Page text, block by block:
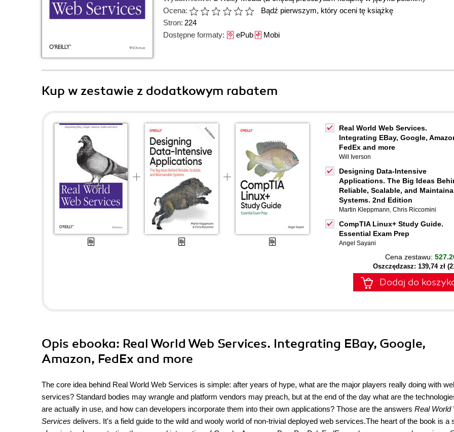
Ocena:
Bądź pierwszym, który oceni tę książkę
Stron: 224
Dostępne formaty: ePubMobi
Kup w zestawie z dodatkowym rabatem
Real World Web Services.
Integrating EBay, Google,
FedEx and more
Will Iverson
Designing Data-Intensive
Applications. The Big Ideas
Reliable, Scalable, and
Systems. 2nd Edition
Martin Kleppmann, Chris Riccomini
CompTIA Linux+ Study Guide.
Essential Exam Prep
Angel Sayani
Cena zestawu:
Oszczędzasz: 139,74 zł
Dodaj do
Opis ebooka: Real World Web Services. Integrating EBay, Google,
Amazon, FedEx and more
The core idea behind Real World Web Services is simple: after years of hype, what are the major players really doing with
services? Standard bodies may wrangle and platform vendors may preach, but at the end of the day what are the
are actually in use, and how can developers incorporate them into their own applications? Those are the answers Real World
Services delivers. It's a field guide to the wild and wooly world of non-trivial deployed web services.The heart of the book is a